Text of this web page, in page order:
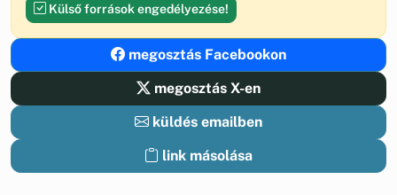
Külső források engedélyezése!
megosztás Facebookon
megosztás X-en
küldés emailben
link másolása